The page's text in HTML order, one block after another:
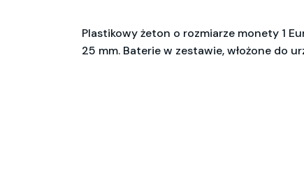
Plastikowy żeton o rozmiarze monety 1
25 mm. Baterie w zestawie, włożone do